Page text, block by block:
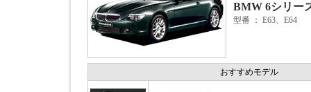
BMW 6シリー
型番 ： E63、E64
おすすめモデル